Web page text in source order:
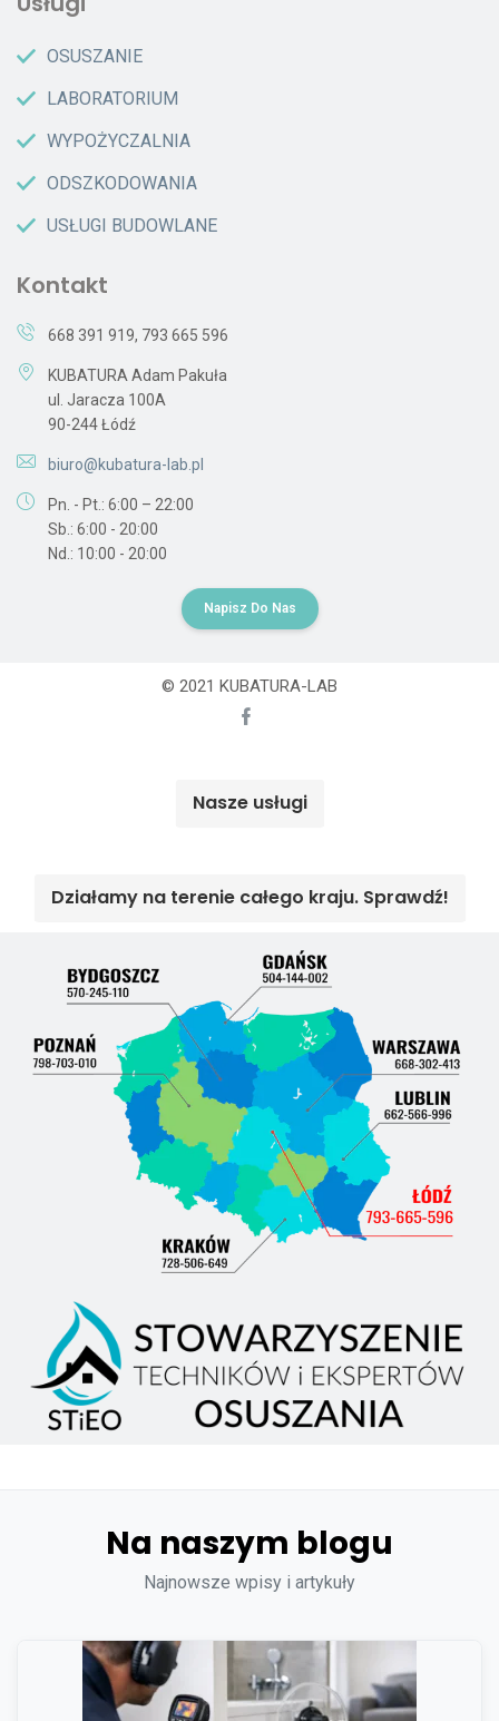
OSUSZANIE
LABORATORIUM
WYPOŻYCZALNIA
ODSZKODOWANIA
USŁUGI BUDOWLANE
Kontakt
668 391 919, 793 665 596
KUBATURA Adam Pakuła
ul. Jaracza 100A
90-244 Łódź
biuro@kubatura-lab.pl
Pn. - Pt.: 6:00 – 22:00
Sb.: 6:00 - 20:00
Nd.: 10:00 - 20:00
Napisz Do Nas
© 2021 KUBATURA-LAB
Nasze usługi
Działamy na terenie całego kraju. Sprawdź!
Na naszym blogu
Najnowsze wpisy i artykuły